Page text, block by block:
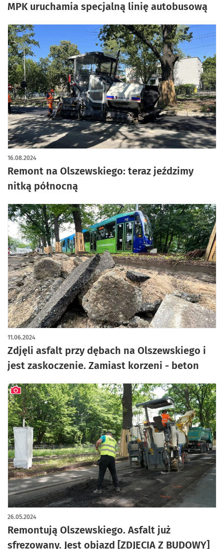
MPK uruchamia specjalną linię autobusową
Remont na Olszewskiego: teraz jeździmy
nitką północną
16.08.2024
Zdjęli asfalt przy dębach na Olszewskiego i
jest zaskoczenie. Zamiast korzeni - beton
11.06.2024
Remontują Olszewskiego. Asfalt już
sfrezowany. Jest objazd [ZDJĘCIA Z BUDOWY]
26.05.2024
artykuł z galerią zdjęć